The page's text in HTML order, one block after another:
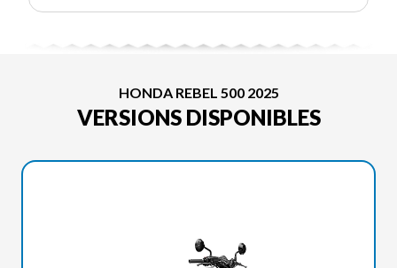
HONDA REBEL 500 2025
VERSIONS DISPONIBLES